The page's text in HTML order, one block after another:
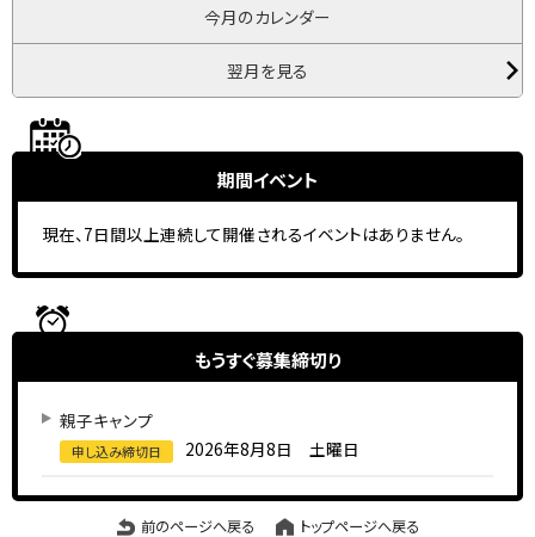
今月のカレンダー
翌月を見る
期間イベント
現在、7日間以上連続して開催されるイベントはありません。
もうすぐ募集締切り
親子キャンプ
申し込み締切日 2026年8月8日 土曜日
前のページへ戻る トップページへ戻る